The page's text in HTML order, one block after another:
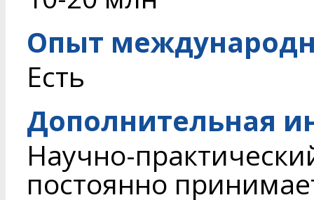
Опыт
Есть
Дополнительная
Научно-
постоянно